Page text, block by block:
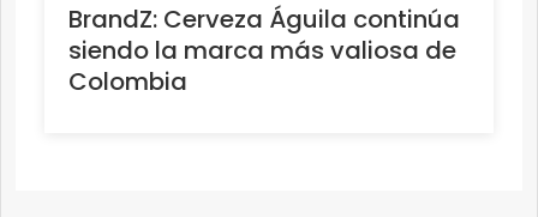
BrandZ: Cerveza Águila continúa
siendo la marca más valiosa de
Colombia